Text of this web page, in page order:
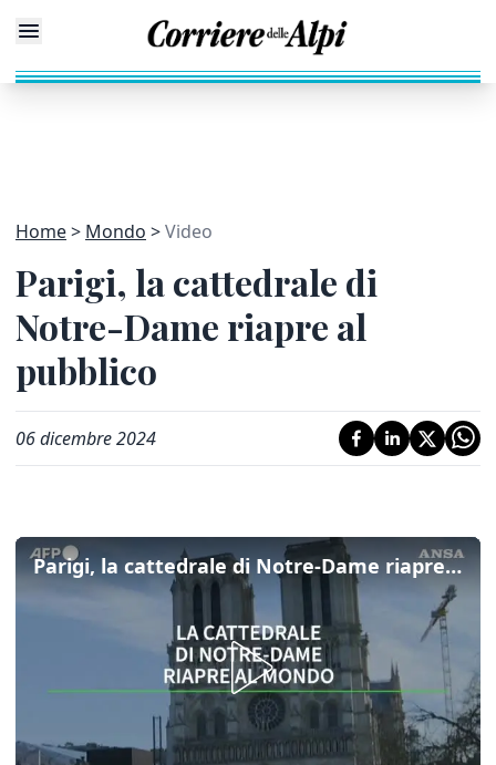
Home Mondo Video
Parigi, la cattedrale di
Notre-Dame riapre al
pubblico
06 dicembre 2024
Parigi, la cattedrale di Notre-Dame riapre al pubblico